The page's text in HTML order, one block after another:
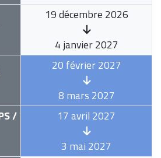
19 décembre 2026
4 janvier 2027
20 février 2027
8 mars 2027
/
17 avril 2027
3 mai 2027